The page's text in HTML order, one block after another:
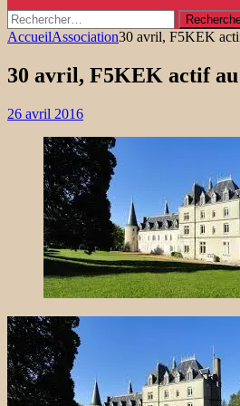
Rechercher :
AccueilAssociation30 avril, F5KEK
30 avril, F5KEK actif
26 avril 2016